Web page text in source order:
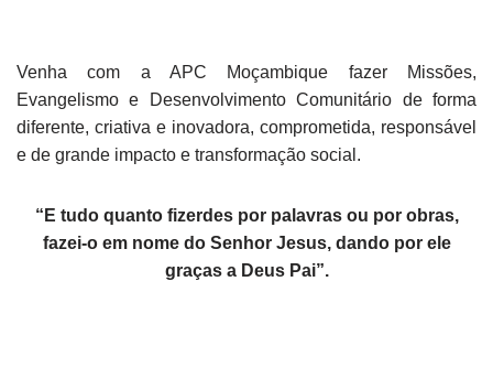
Venha com a APC Moçambique fazer Missões,
Evangelismo e Desenvolvimento Comunitário de forma
diferente, criativa e inovadora, comprometida, responsável
e de grande impacto e transformação social.
“E tudo quanto fizerdes por palavras ou por obras,
fazei-o em nome do Senhor Jesus, dando por ele
graças a Deus Pai”.